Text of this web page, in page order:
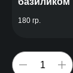
180 гр.